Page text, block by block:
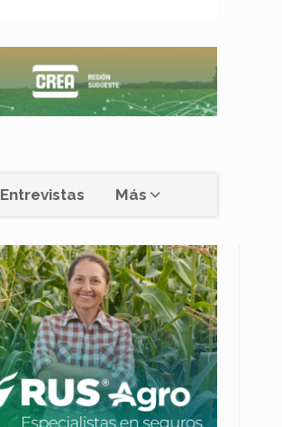
Entrevistas Más